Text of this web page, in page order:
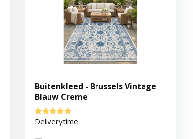
Buitenkleed - Brussels Vintage
Blauw Creme
Deliverytime